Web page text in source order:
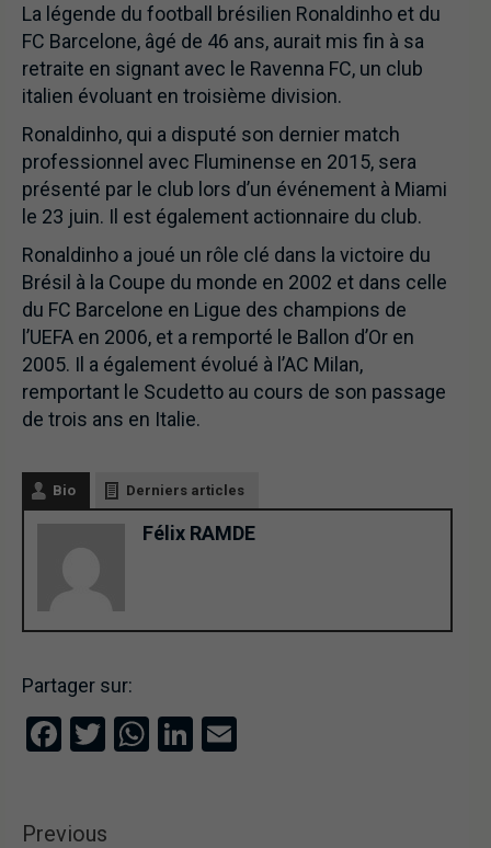
La légende du football brésilien Ronaldinho et du
FC Barcelone, âgé de 46 ans, aurait mis fin à sa
retraite en signant avec le Ravenna FC, un club
italien évoluant en troisième division.
Ronaldinho, qui a disputé son dernier match
professionnel avec Fluminense en 2015, sera
présenté par le club lors d’un événement à Miami
le 23 juin. Il est également actionnaire du club.
Ronaldinho a joué un rôle clé dans la victoire du
Brésil à la Coupe du monde en 2002 et dans celle
du FC Barcelone en Ligue des champions de
l’UEFA en 2006, et a remporté le Ballon d’Or en
2005. Il a également évolué à l’AC Milan,
remportant le Scudetto au cours de son passage
de trois ans en Italie.
Bio Derniers articles
Félix RAMDE
Partager sur:
Facebook
Twitter
WhatsApp
LinkedIn
Previous